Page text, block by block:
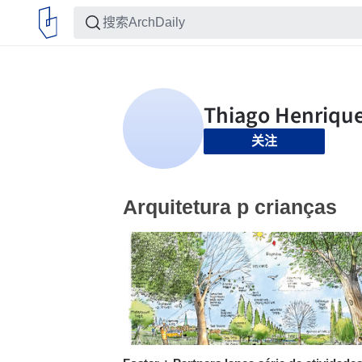
关注
Arquitetura p crianças